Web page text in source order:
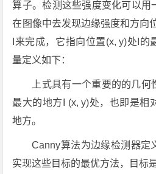
算子。检测这些强度变化可以用
在图像中去发现边缘强度和方向
I来完成，它指向位置(x, y)处I的
量定义如下：
上式具有一个重要的的几
最大的地方I (x, y)处，也即是相
地方。
Canny算法为边缘检测器定
实现这些目标的最优方法，目标是